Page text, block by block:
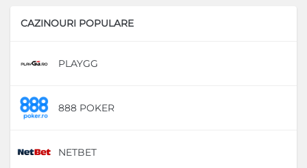
CAZINOURI POPULARE
PLAYGG
888 POKER
NETBET